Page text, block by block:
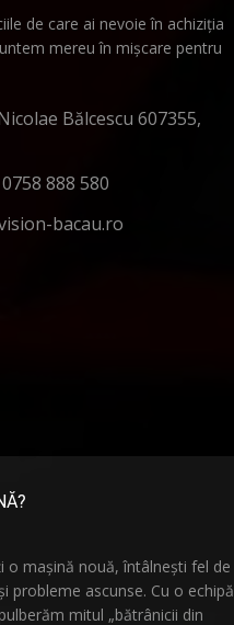
de care ai nevoie în achiziția
mereu în mișcare pentru
Bălcescu 607355,
888 580
bacau.ro
o mașină nouă, întâlnești fel de
probleme ascunse. Cu o echipă
mitul „bătrânicii din